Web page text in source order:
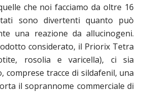
che noi facciamo da oltre 16
sono divertenti quanto può
una reazione da allucinogeni.
considerato, il Priorix Tetra
rosolia e varicella), ci sia
comprese tracce di sildafenil, una
il soprannome commerciale di